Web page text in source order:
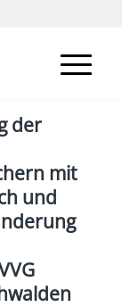
der
mit
und